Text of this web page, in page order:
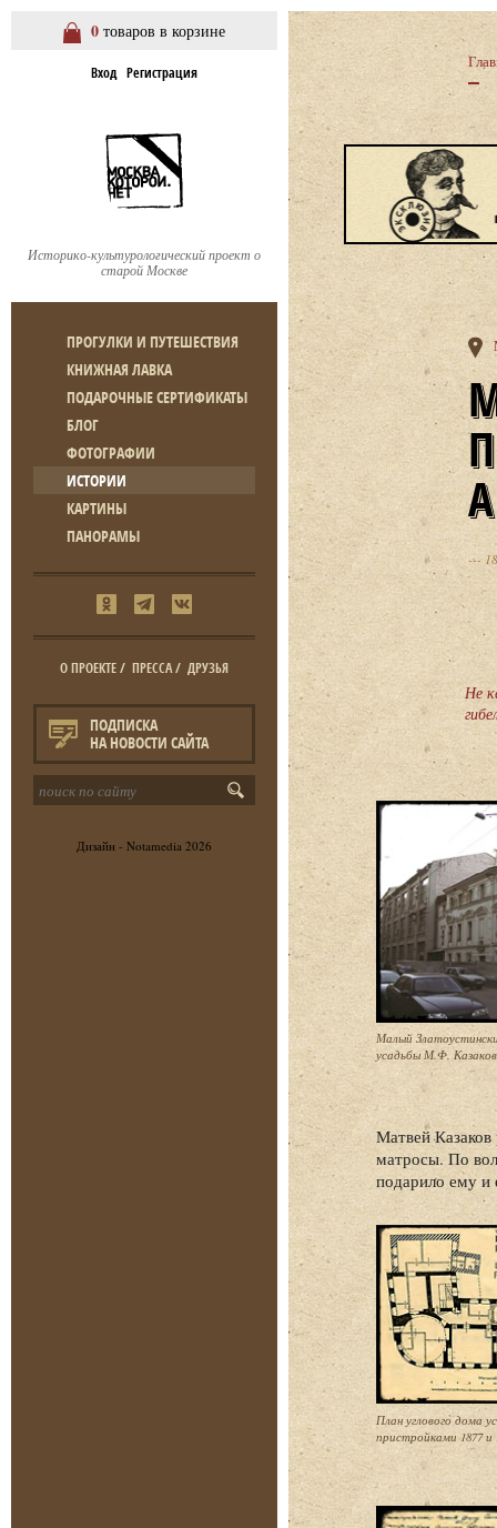
0 товаров в корзине
Вход Регистрация
Историко-культурологический проект о
старой Москве
ПРОГУЛКИ И ПУТЕШЕСТВИЯ
КНИЖНАЯ ЛАВКА
ПОДАРОЧНЫЕ СЕРТИФИКАТЫ
БЛОГ
ФОТОГРАФИИ
ИСТОРИИ
КАРТИНЫ
ПАНОРАМЫ
О ПРОЕКТЕ/ ПРЕССА/ ДРУЗЬЯ
ПОДПИСКА
НА НОВОСТИ САЙТА
Дизайн - Notamedia 2026
МАЛЫЙ
Не
Малый
усадьбы М.Ф.
Матвей
матросы. По
подарило ему и
План углового дома
пристройками 1877 и